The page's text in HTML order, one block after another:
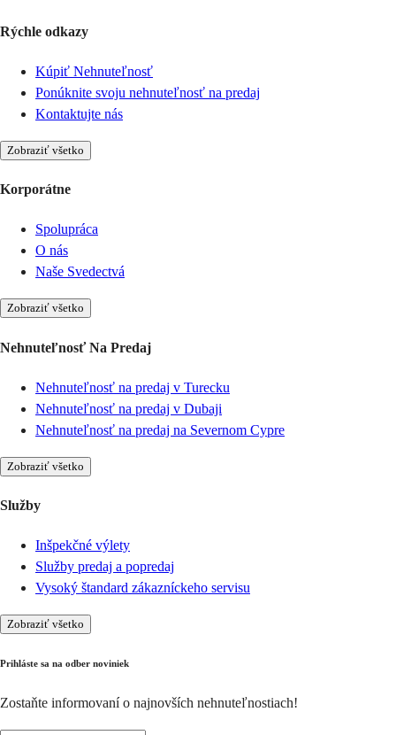
Rýchle odkazy
Kúpiť Nehnuteľnosť
Ponúknite svoju nehnuteľnosť na predaj
Kontaktujte nás
Zobraziť všetko
Korporátne
Spolupráca
O nás
Naše Svedectvá
Zobraziť všetko
Nehnuteľnosť Na Predaj
Nehnuteľnosť na predaj v Turecku
Nehnuteľnosť na predaj v Dubaji
Nehnuteľnosť na predaj na Severnom Cypre
Zobraziť všetko
Služby
Inšpekčné výlety
Služby predaj a popredaj
Vysoký štandard zákazníckeho servisu
Zobraziť všetko
Prihláste sa na odber noviniek
Zostaňte informovaní o najnovších nehnuteľnostiach!